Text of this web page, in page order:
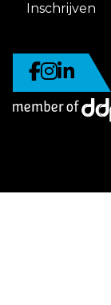
Inschrijven